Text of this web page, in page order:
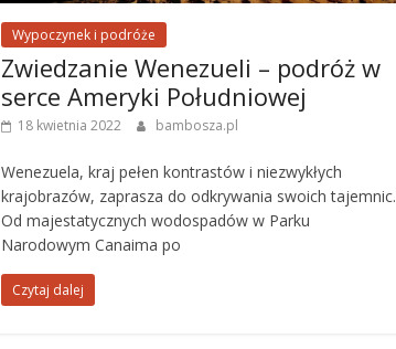
Wypoczynek i podróże
Zwiedzanie Wenezueli – podróż w
serce Ameryki Południowej
18 kwietnia 2022 bambosza.pl
Wenezuela, kraj pełen kontrastów i niezwykłych
krajobrazów, zaprasza do odkrywania swoich tajemnic.
Od majestatycznych wodospadów w Parku
Narodowym Canaima po
Czytaj dalej